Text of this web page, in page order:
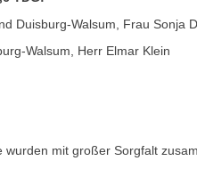
Duisburg-Walsum, Frau Sonja
Walsum, Herr Elmar Klein
wurden mit großer Sorgfalt